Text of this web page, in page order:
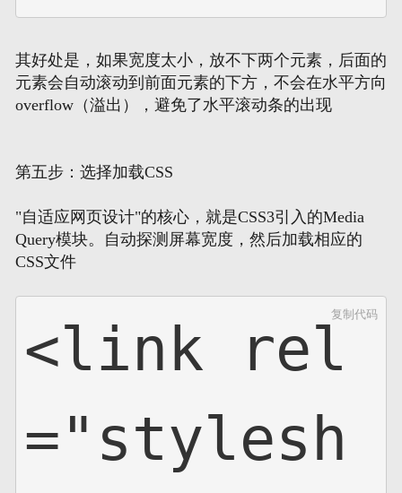
其好处是，如果宽度太小，放不下两个元素，后面的
元素会自动滚动到前面元素的下方，不会在水平方向
overflow（溢出），避免了水平滚动条的出现
第五步：选择加载CSS
"自适应网页设计"的核心，就是CSS3引入的Media
Query模块。自动探测屏幕宽度，然后加载相应的
CSS文件
复制代码
<link rel
="stylesh